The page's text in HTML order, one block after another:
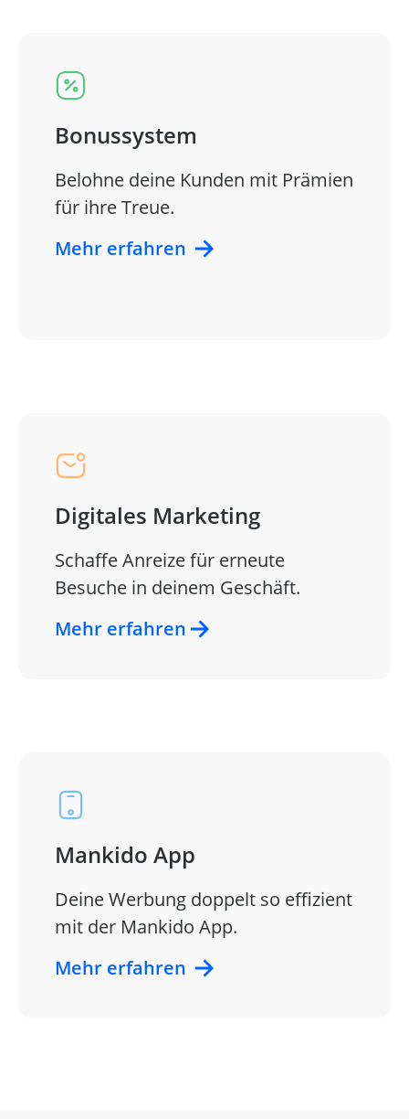
Bonussystem
Belohne deine Kunden mit Prämien
für ihre Treue.
Mehr erfahren
Digitales Marketing
Schaffe Anreize für erneute
Besuche in deinem Geschäft.
Mehr erfahren
Mankido App
Deine Werbung doppelt so effizient
mit der Mankido App.
Mehr erfahren